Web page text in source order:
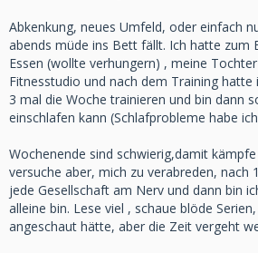
Abkenkung, neues Umfeld, oder einfach
abends müde ins Bett fällt. Ich hatte zum
Essen (wollte verhungern) , meine
Fitnesstudio und nach dem Training hatte
3 mal die Woche trainieren und bin dann
einschlafen kann (Schlafprobleme habe
Wochenende sind schwierig,damit
versuche aber, mich zu verabreden, nach
jede Gesellschaft am Nerv und dann bin
alleine bin. Lese viel , schaue blöde
angeschaut hätte, aber die Zeit vergeht